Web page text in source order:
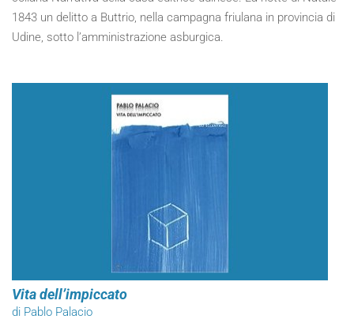
1843 un delitto a Buttrio, nella campagna friulana in provincia di
Udine, sotto l’amministrazione asburgica.
Vita dell’impiccato
di Pablo Palacio